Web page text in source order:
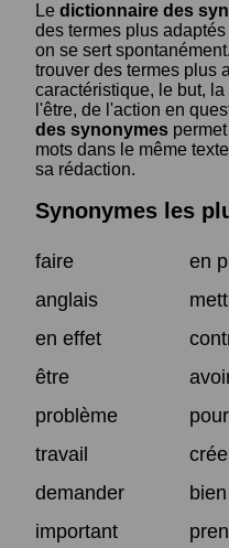
Le dictionnaire des
des termes plus
on se sert
trouver des termes plus
caractéristique, le but,
l'être, de l'action en
des synonymes
mots dans le même
sa rédaction.
Synonymes les
faire
en
anglais
en effet
être
problème
pour
travail
demander
bien
important